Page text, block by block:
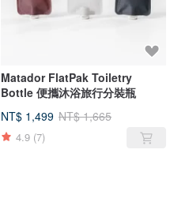
Matador FlatPak Toiletry
Bottle 便攜沐浴旅行分裝瓶
NT$ 1,499 NT$ 1,665
4.9 (7)